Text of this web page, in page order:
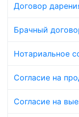
Договор
Брачный
Нотариальное
Согласие на
Согласие на